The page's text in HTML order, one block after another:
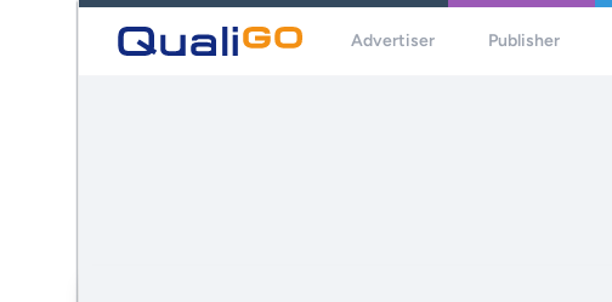
Advertiser Publisher